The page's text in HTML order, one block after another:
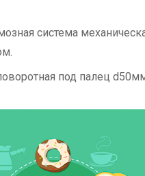
система
под палец